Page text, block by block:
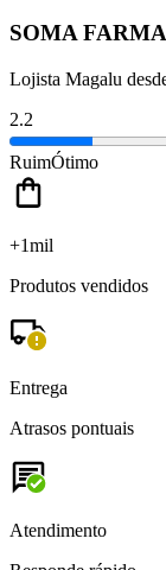
SOMA
Lojista Magalu
2.2
RuimÓtimo
+1mil
Produtos vendidos
Entrega
Atrasos pontuais
Atendimento